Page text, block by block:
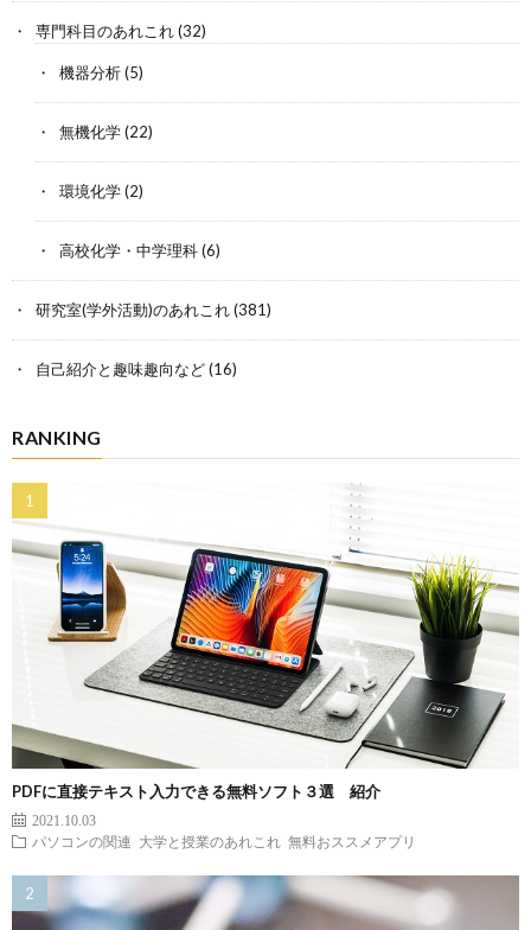
専門科目のあれこれ(32)
機器分析(5)
無機化学(22)
環境化学(2)
高校化学・中学理科(6)
研究室(学外活動)のあれこれ(381)
自己紹介と趣味趣向など(16)
RANKING
PDFに直接テキスト入力できる無料ソフト３選 紹介
2021.10.03
パソコンの関連
大学と授業のあれこれ 無料おススメアプリ